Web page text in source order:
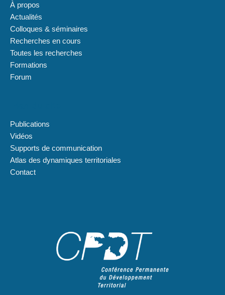
À propos
Actualités
Colloques & séminaires
Recherches en cours
Toutes les recherches
Formations
Forum
Publications
Vidéos
Supports de communication
Atlas des dynamiques territoriales
Contact